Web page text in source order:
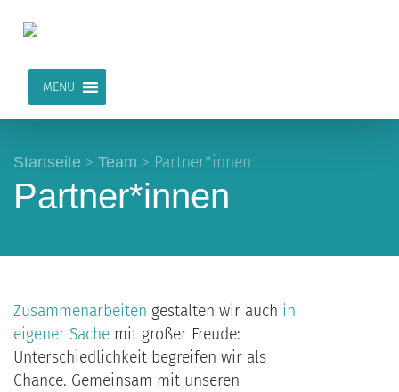
MENU
Startseite > Team > Partner*innen
Partner*innen
Zusammenarbeiten gestalten wir auch in
eigener Sache mit großer Freude:
Unterschiedlichkeit begreifen wir als
Chance. Gemeinsam mit unseren